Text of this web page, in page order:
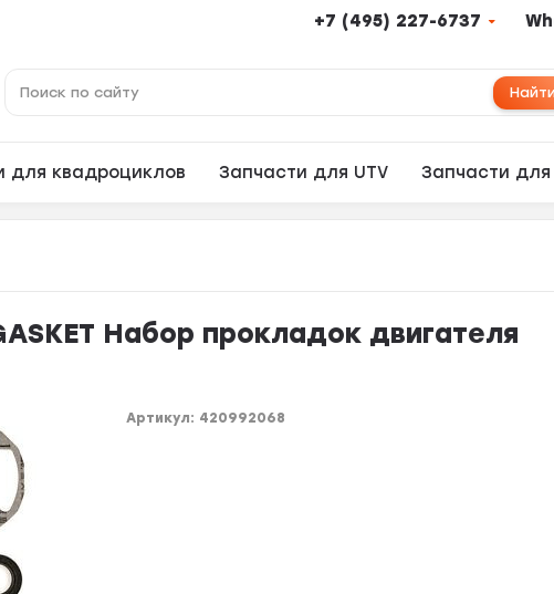
+7 (495) 227-6737
для квадроциклов Запчасти для UTV Запчасти для
Набор прокладок двигателя
Артикул: 420992068